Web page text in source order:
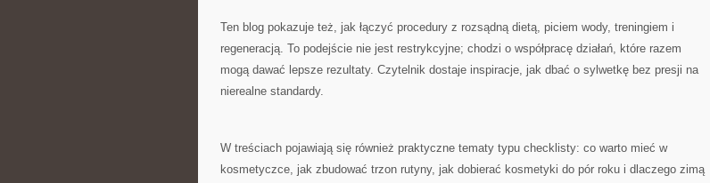
Ten blog pokazuje też, jak łączyć procedury z rozsądną dietą, piciem wody, treningiem i
regeneracją. To podejście nie jest restrykcyjne; chodzi o współpracę działań, które razem
mogą dawać lepsze rezultaty. Czytelnik dostaje inspiracje, jak dbać o sylwetkę bez presji na
nierealne standardy.
W treściach pojawiają się również praktyczne tematy typu checklisty: co warto mieć w
kosmetyczce, jak zbudować trzon rutyny, jak dobierać kosmetyki do pór roku i dlaczego zimą